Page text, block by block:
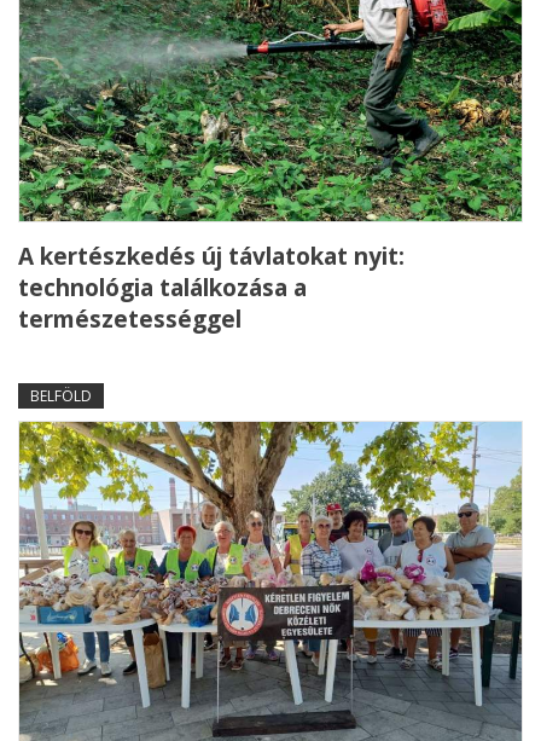
A kertészkedés új távlatokat nyit:
technológia találkozása a
természetességgel
BELFÖLD